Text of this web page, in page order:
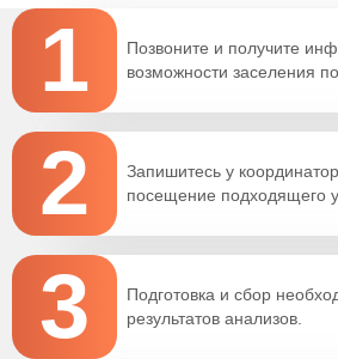
1
Позвоните и получите
возможности заселения
2
Запишитесь у
посещение подходящего
3
Подготовка и сбор
результатов анализов.